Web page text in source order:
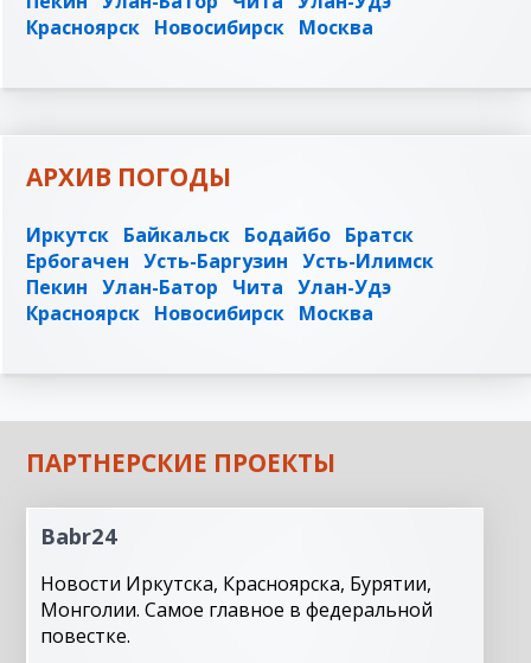
Красноярск Новосибирск Москва
АРХИВ ПОГОДЫ
Иркутск Байкальск Бодайбо Братск
Ербогачен Усть-Баргузин Усть-Илимск
Пекин Улан-Батор Чита Улан-Удэ
Красноярск Новосибирск Москва
ПАРТНЕРСКИЕ ПРОЕКТЫ
Babr24
Новости Иркутска, Красноярска, Бурятии,
Монголии. Самое главное в федеральной
повестке.